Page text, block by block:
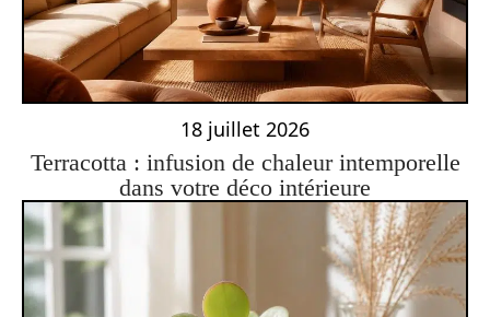
18 juillet 2026
Terracotta : infusion de chaleur intemporelle
dans votre déco intérieure